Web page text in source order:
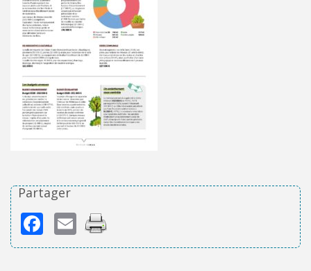
Partager
Facebook
Email